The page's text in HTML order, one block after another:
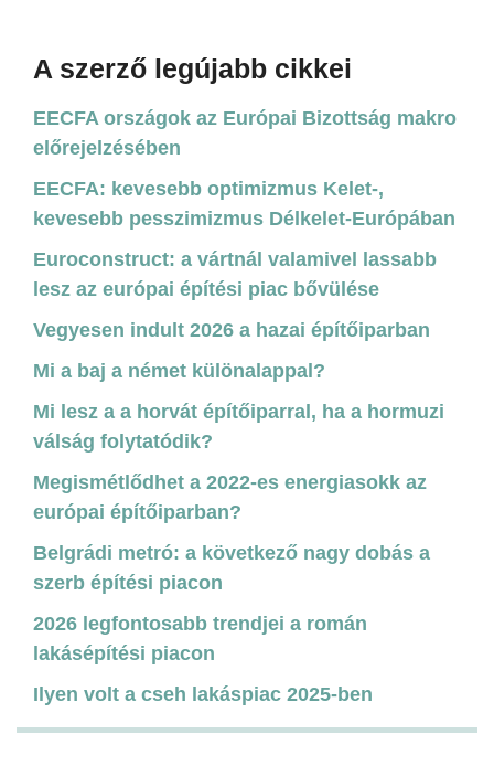
A szerző legújabb cikkei
EECFA országok az Európai Bizottság makro
előrejelzésében
EECFA: kevesebb optimizmus Kelet-,
kevesebb pesszimizmus Délkelet-Európában
Euroconstruct: a vártnál valamivel lassabb
lesz az európai építési piac bővülése
Vegyesen indult 2026 a hazai építőiparban
Mi a baj a német különalappal?
Mi lesz a a horvát építőiparral, ha a hormuzi
válság folytatódik?
Megismétlődhet a 2022-es energiasokk az
európai építőiparban?
Belgrádi metró: a következő nagy dobás a
szerb építési piacon
2026 legfontosabb trendjei a román
lakásépítési piacon
Ilyen volt a cseh lakáspiac 2025-ben